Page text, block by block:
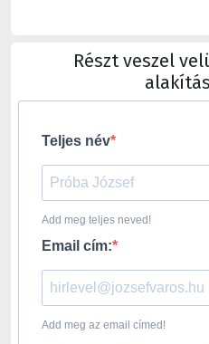
Részt veszel
Teljes név
Add meg teljes neved!
Email cím:
Add meg az email címed!